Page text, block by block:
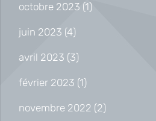
octobre 2023 (1)
juin 2023 (4)
avril 2023 (3)
février 2023 (1)
novembre 2022 (2)